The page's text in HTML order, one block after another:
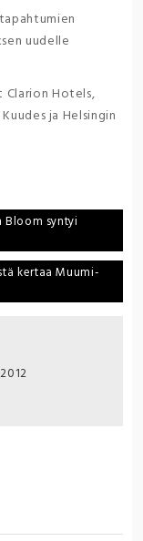
uudelle
Hotels,
ja Helsingin
syntyi
kertaa Muumi-